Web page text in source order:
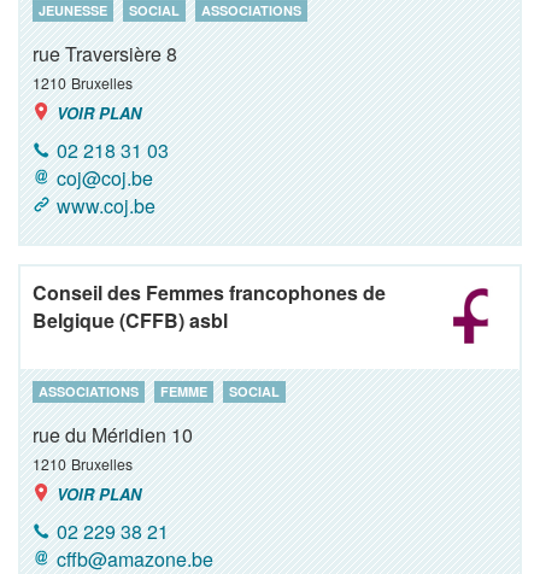
JEUNESSE SOCIAL ASSOCIATIONS
rue Traversière 8
1210 Bruxelles
VOIR PLAN
02 218 31 03
coj@coj.be
www.coj.be
Conseil des Femmes francophones de
Belgique (CFFB) asbl
ASSOCIATIONS FEMME SOCIAL
rue du Méridien 10
1210 Bruxelles
VOIR PLAN
02 229 38 21
cffb@amazone.be